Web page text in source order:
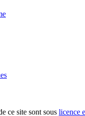
ce site sont sous licence